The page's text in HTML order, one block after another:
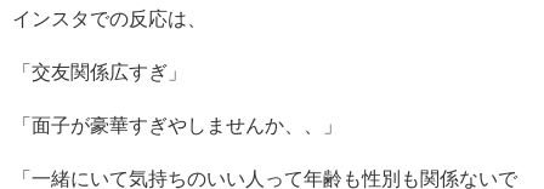
インスタでの反応は、
「交友関係広すぎ」
「面子が豪華すぎやしませんか、、」
「一緒にいて気持ちのいい人って年齢も性別も関係ないで